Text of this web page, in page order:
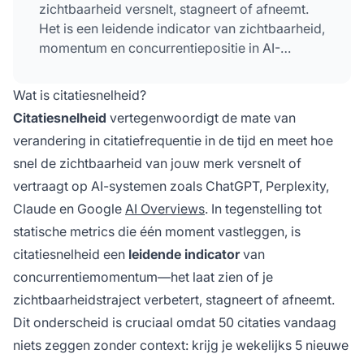
zichtbaarheid versnelt, stagneert of afneemt.
Het is een leidende indicator van zichtbaarheid,
momentum en concurrentiepositie in AI-
Wat is citatiesnelheid?
Citatiesnelheid vertegenwoordigt de mate van
verandering in citatiefrequentie in de tijd en meet hoe
snel de zichtbaarheid van jouw merk versnelt of
vertraagt op AI-systemen zoals ChatGPT, Perplexity,
Claude en Google AI Overviews. In tegenstelling tot
statische metrics die één moment vastleggen, is
citatiesnelheid een leidende indicatorvan
concurrentiemomentum—het laat zien of je
zichtbaarheidstraject verbetert, stagneert of afneemt.
Dit onderscheid is cruciaal omdat 50 citaties vandaag
niets zeggen zonder context: krijg je wekelijks 5 nieuwe